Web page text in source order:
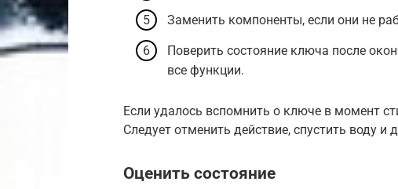
Заменить компоненты, если они не
Поверить состояние ключа после
все функции.
Если удалось вспомнить о ключе в момент
Следует отменить действие, спустить воду и
Оценить состояние